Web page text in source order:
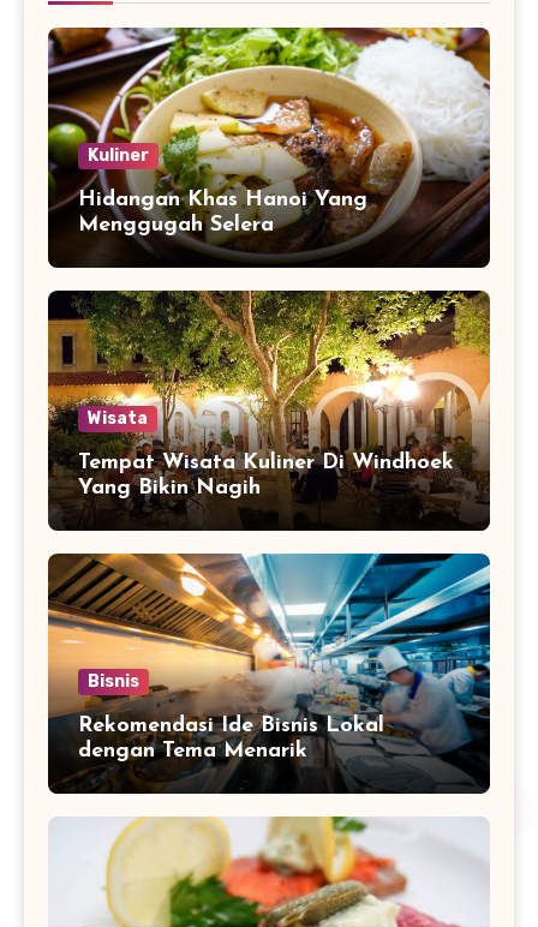
Kuliner
Hidangan Khas Hanoi Yang
Menggugah Selera
Wisata
Tempat Wisata Kuliner Di Windhoek
Yang Bikin Nagih
Bisnis
Rekomendasi Ide Bisnis Lokal
dengan Tema Menarik